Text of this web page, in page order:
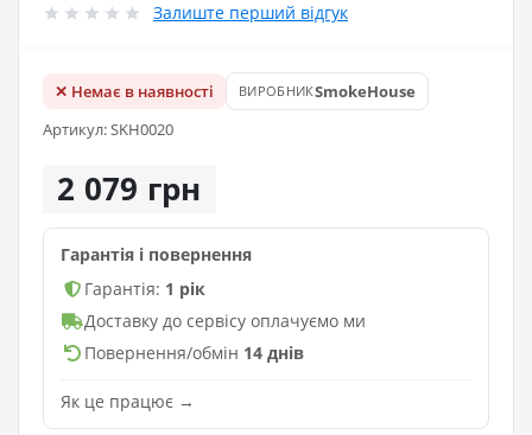
Залиште перший відгук
✕ Немає в наявності ВИРОБНИКSmokeHouse
Артикул: SKH0020
2 079 грн
Гарантія і повернення
Гарантія: 1 рік
Доставку до сервісу оплачуємо ми
Повернення/обмін 14 днів
Як це працює →